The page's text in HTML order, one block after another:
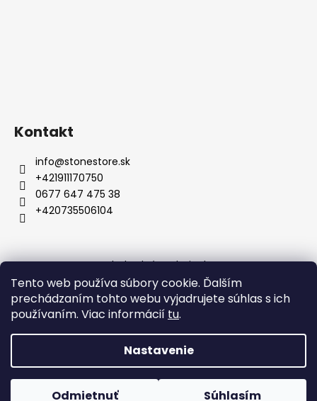
Tento web používa súbory cookie. Ďalším
prechádzaním tohto webu vyjadrujete súhlas s ich
používaním. Viac informácií tu.
Nastavenie
Odmietnuť Súhlasím
Kontakt
info@stonestore.sk
+421911170750
0677 647 475 38
+420735506104
Obchodné podmienky
Podmienky ochrany osobných údajov Veľkoobchod
Kontakty
Copyright 2026STONESTORE. Všetky práva vyhradené.
Upraviť nastavenie cookies